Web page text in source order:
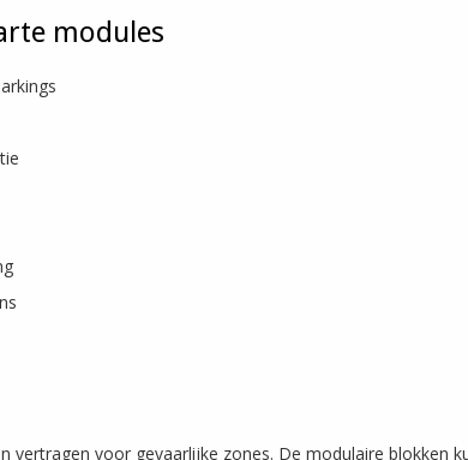
modules
vertragen voor gevaarlijke zones. De modulaire blokken